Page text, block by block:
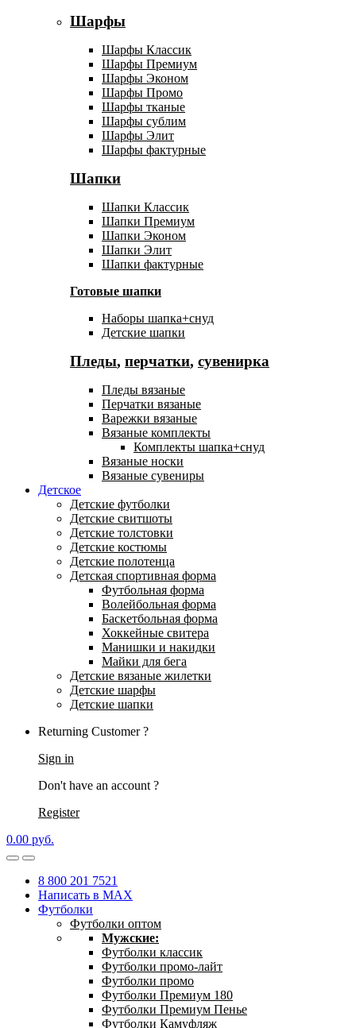
Шарфы
Шарфы Классик
Шарфы Премиум
Шарфы Эконом
Шарфы Промо
Шарфы тканые
Шарфы сублим
Шарфы Элит
Шарфы фактурные
Шапки
Шапки Классик
Шапки Премиум
Шапки Эконом
Шапки Элит
Шапки фактурные
Готовые шапки
Наборы шапка+снуд
Детские шапки
Пледы, перчатки, сувенирка
Пледы вязаные
Перчатки вязаные
Варежки вязаные
Вязаные комплекты
Комплекты шапка+снуд
Вязаные носки
Вязаные сувениры
Детское
Детские футболки
Детские свитшоты
Детские толстовки
Детские костюмы
Детские полотенца
Детская спортивная форма
Футбольная форма
Волейбольная форма
Баскетбольная форма
Хоккейные свитера
Манишки и накидки
Майки для бега
Детские вязаные жилетки
Детские шарфы
Детские шапки
Returning Customer ?
Sign in
Don't have an account ?
Register
0.00 руб.
8 800 201 7521
Написать в MAX
Футболки
Футболки оптом
Мужские:
Футболки классик
Футболки промо-лайт
Футболки промо
Футболки Премиум 180
Футболки Премиум Пенье
Футболки Камуфляж